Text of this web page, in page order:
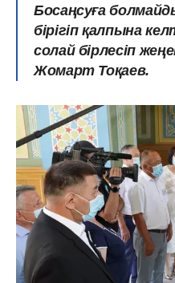
Босаңсуға
бірігіп қалпына
солай бірлесіп
Жомарт Тоқаев.